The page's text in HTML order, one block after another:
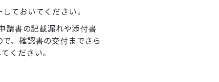
ておいてください。
請書の記載漏れや添付書
、確認書の交付までさら
ください。